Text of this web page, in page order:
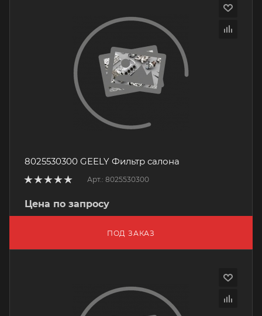
8025530300 GEELY Фильтр салона
Арт.: 8025530300
Цена по запросу
ПОД ЗАКАЗ